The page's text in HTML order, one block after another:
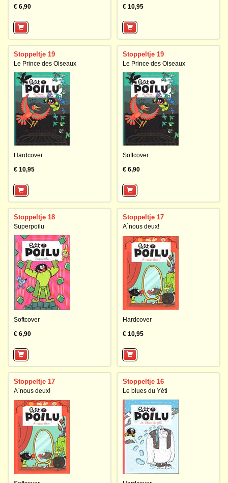
€ 6,90
€ 10,95
Stoppeltje 19
Le Prince des Oiseaux
Hardcover
€ 10,95
Stoppeltje 19
Le Prince des Oiseaux
Softcover
€ 6,90
Stoppeltje 18
Superpoilu
Softcover
€ 6,90
Stoppeltje 17
A`nous deux!
Hardcover
€ 10,95
Stoppeltje 17
A`nous deux!
Stoppeltje 16
Le blues du Yéti